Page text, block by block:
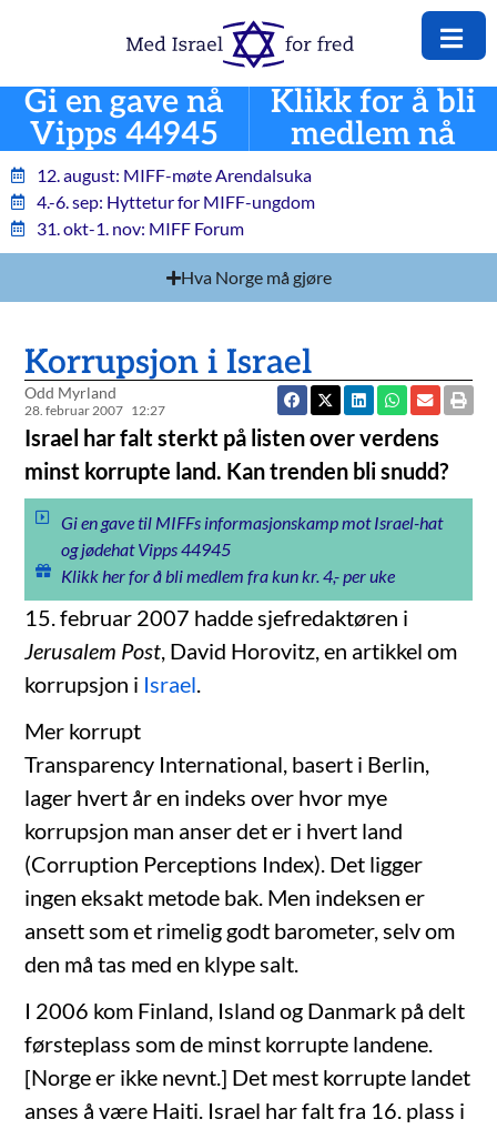
Gi en gave nå
Vipps 44945
Klikk for å bli
medlem nå
12. august: MIFF-møte Arendalsuka
4.-6. sep: Hyttetur for MIFF-ungdom
31. okt-1. nov: MIFF Forum
Hva Norge må gjøre
Korrupsjon i Israel
Odd Myrland
28. februar 2007 12:27
Israel har falt sterkt på listen over verdens
minst korrupte land. Kan trenden bli snudd?
Gi en gave til MIFFs informasjonskamp mot Israel-hat
og jødehat Vipps 44945
Klikk her for å bli medlem fra kun kr. 4,- per uke
15. februar 2007 hadde sjefredaktøren i
Jerusalem Post, David Horovitz, en artikkel om
korrupsjon i Israel.
Mer korrupt
Transparency International, basert i Berlin,
lager hvert år en indeks over hvor mye
korrupsjon man anser det er i hvert land
(Corruption Perceptions Index). Det ligger
ingen eksakt metode bak. Men indeksen er
ansett som et rimelig godt barometer, selv om
den må tas med en klype salt.
I 2006 kom Finland, Island og Danmark på delt
førsteplass som de minst korrupte landene.
[Norge er ikke nevnt.] Det mest korrupte landet
anses å være Haiti. Israel har falt fra 16. plass i